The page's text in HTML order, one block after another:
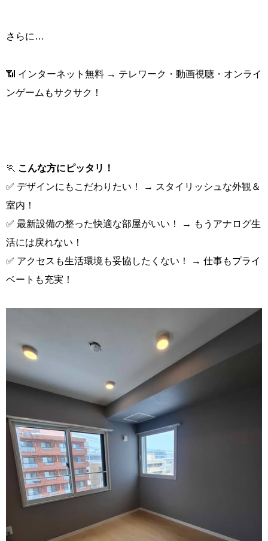
さらに…
📶 インターネット無料 → テレワーク・動画視聴・オンライ
ンゲームもサクサク！
🏃 こんな方にピッタリ！
✅ デザインにもこだわりたい！ → スタイリッシュな外観＆
室内！
✅ 最新設備の整った快適な部屋がいい！ → もうアナログ生
活には戻れない！
✅ アクセスも生活環境も妥協したくない！ → 仕事もプライ
ベートも充実！